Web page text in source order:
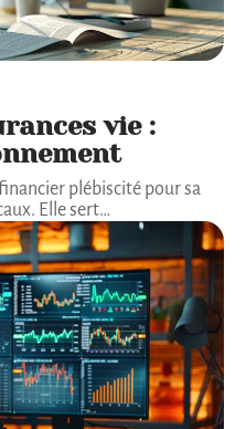
vie :
plébiscité pour sa
Elle sert…